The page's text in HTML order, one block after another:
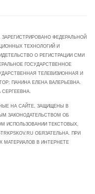
ФЕДЕРАЛЬНОЙ
ТЕХНОЛОГИЙ И
О РЕГИСТРАЦИИ СМИ
ГОСУДАРСТВЕННОЕ
ТЕЛЕВИЗИОННАЯ И
ПАНИНА ЕЛЕНА ВАЛЕРЬЕВНА.
СЕРГЕЕВНА.
НА САЙТЕ, ЗАЩИЩЕНЫ В
ЗАКОНОДАТЕЛЬСТВОМ ОБ
ИСПОЛЬЗОВАНИИ ТЕКСТОВЫХ,
ОБЯЗАТЕЛЬНА. ПРИ
МАТЕРИАЛОВ В ИНТЕРНЕТЕ